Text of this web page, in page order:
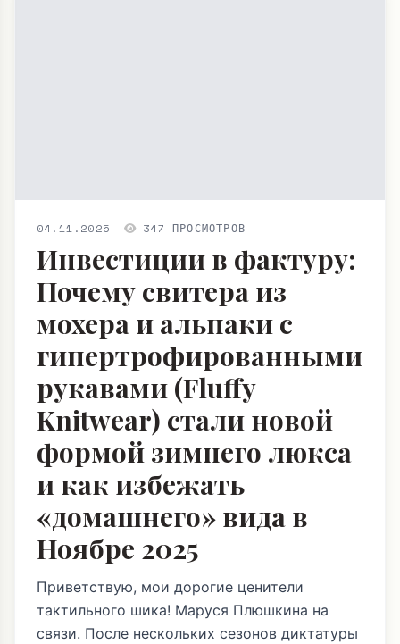
04.11.2025 347 ПРОСМОТРОВ
Инвестиции в фактуру:
Почему свитера из
мохера и альпаки с
гипертрофированными
рукавами (Fluffy
Knitwear) стали новой
формой зимнего люкса
и как избежать
«домашнего» вида в
Ноябре 2025
Приветствую, мои дорогие ценители
тактильного шика! Маруся Плюшкина на
связи. После нескольких сезонов диктатуры